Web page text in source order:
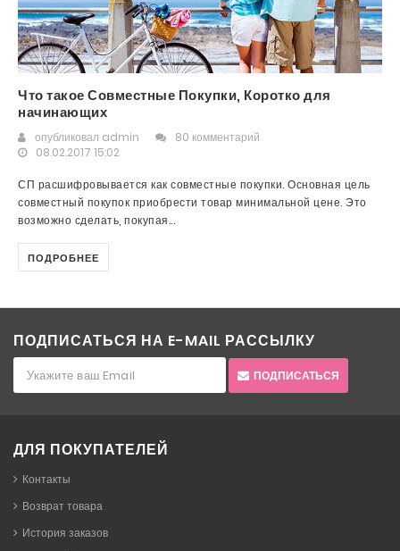
Что такое Совместные Покупки, Коротко для
начинающих
опубликовал admin
80 комментарий
08.02.2017 15:02
СП расшифровывается как совместные покупки. Основная цель
совместный покупок приобрести товар минимальной цене. Это
возможно сделать, покупая...
ПОДРОБНЕЕ
ПОДПИСАТЬСЯ НА E-MAIL РАССЫЛКУ
ПОДПИСАТЬСЯ
ДЛЯ ПОКУПАТЕЛЕЙ
Контакты
Возврат товара
История заказов